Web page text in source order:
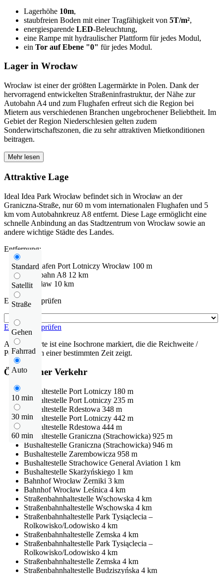
Lagerhöhe 10m,
staubfreien Boden mit einer Tragfähigkeit von 5T/m²,
energiesparende LED-Beleuchtung,
eine Rampe mit hydraulischer Plattform für jedes Modul,
ein Tor auf Ebene "0" für jedes Modul.
Lager in Wrocław
Wrocław ist einer der größten Lagermärkte in Polen. Dank der
hervorragend entwickelten Straßeninfrastruktur, der Nähe zur
Autobahn A4 und zum Flughafen erfreut sich die Region bei
Mietern aus verschiedenen Branchen ungebrochener Beliebtheit. Im
Gebiet der Region Niederschlesien gelten zudem
Sonderwirtschaftszonen, die zu sehr attraktiven Mietkonditionen
beitragen.
Mehr lesen
Attraktive Lage
Ideal Idea Park Wrocław befindet sich in Wrocław an der
Graniczna-Straße, nur 60 m vom internationalen Flughafen und 5
km vom Autobahnkreuz A8 entfernt. Diese Lage ermöglicht eine
schnelle Anbindung an das Stadtzentrum von Wrocław sowie an
andere wichtige Städte des Landes.
Standard
Satellit
Straße
Gehen
Fahrrad
Auto
10 min
30 min
60 min
Entfernung:
Flughafen Port Lotniczy Wrocław 100 m
Autobahn A8 12 km
Wrocław 10 km
Entfernung prüfen
Entfernung prüfen
Auf der Karte ist eine Isochrone markiert, die die Reichweite /
Pendelzeit in einer bestimmten Zeit zeigt.
Öffentlicher Verkehr
Bushaltestelle Port Lotniczy 180 m
Bushaltestelle Port Lotniczy 235 m
Bushaltestelle Rdestowa 348 m
Bushaltestelle Port Lotniczy 442 m
Bushaltestelle Rdestowa 444 m
Bushaltestelle Graniczna (Strachowicka) 925 m
Bushaltestelle Graniczna (Strachowicka) 946 m
Bushaltestelle Zarembowicza 958 m
Bushaltestelle Strachowice General Aviation 1 km
Bushaltestelle Skarżyńskiego 1 km
Bahnhof Wrocław Żerniki 3 km
Bahnhof Wrocław Leśnica 4 km
Straßenbahnhaltestelle Wschowska 4 km
Straßenbahnhaltestelle Wschowska 4 km
Straßenbahnhaltestelle Park Tysiąclecia –
Rolkowisko/Lodowisko 4 km
Straßenbahnhaltestelle Zemska 4 km
Straßenbahnhaltestelle Park Tysiąclecia –
Rolkowisko/Lodowisko 4 km
Straßenbahnhaltestelle Zemska 4 km
Straßenbahnhaltestelle Budziszyńska 4 km